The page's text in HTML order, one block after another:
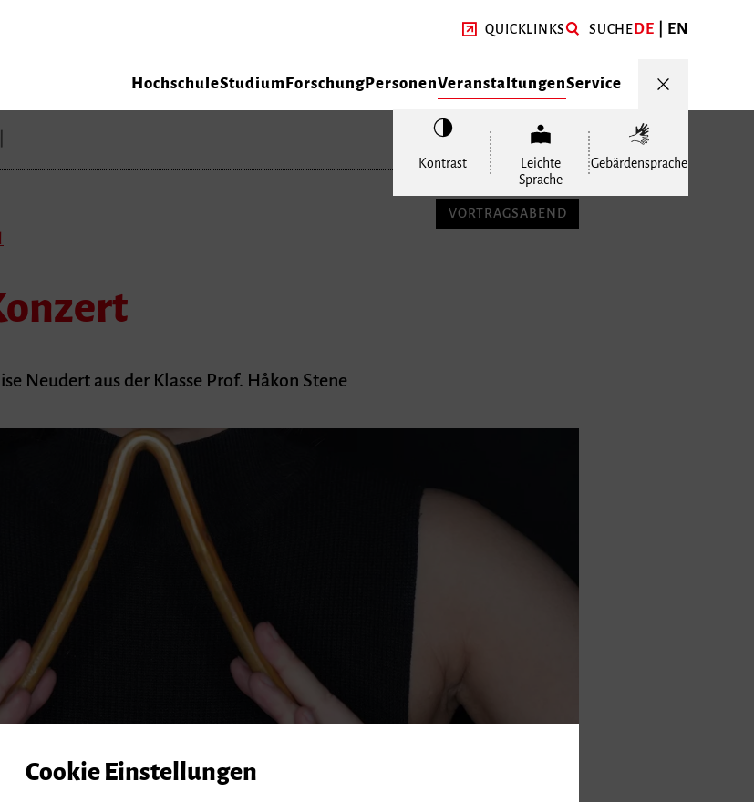
QUICKLINKS SUCHEDE EN
HochschuleStudiumForschungPersonenVeranstaltungenService
Kontrast
Leichte
Sprache
Gebärdensprache
VORTRAGSABEND
Neudert aus der Klasse Prof. Håkon Stene
Cookie Einstellungen